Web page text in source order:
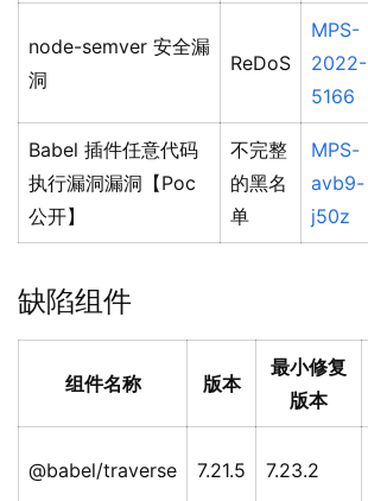
node-semver 安全漏
洞
ReDoS
MPS-
2022-
5166
Babel 插件任意代码
执行漏洞漏洞【Poc
公开】
不完整
的黑名
单
MPS-
avb9-
j50z
缺陷组件
组件名称 版本
最小修复
版本
@babel/traverse 7.21.5 7.23.2